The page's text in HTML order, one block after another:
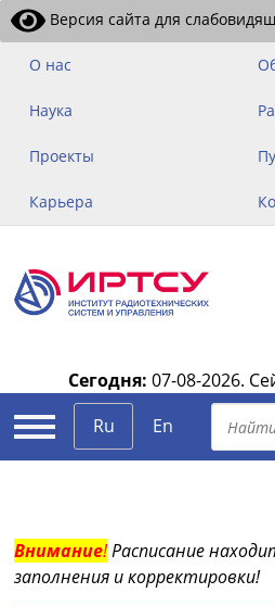
Версия сайта для
О нас
Наука
Проекты
Карьера
Сегодня: 07-08-2026.
Ru
En
Внимание!Расписание
заполнения и корректировки!